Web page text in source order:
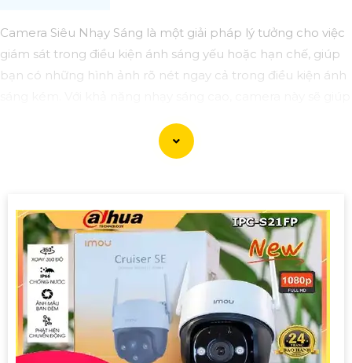
Camera Siêu Nhạy Sáng là một giải pháp lý tưởng cho việc
giám sát trong điều kiện ánh sáng yếu hoặc hạn chế, giúp
bạn có những hình ảnh rõ nét ngay cả trong điều kiện ánh
tiết trong hình ảnh vào điều kiện ánh sáng yếu. Hãy đầu tư
vào cameđể bảo vệ và giám sát an ninh hiệu quả hơn.